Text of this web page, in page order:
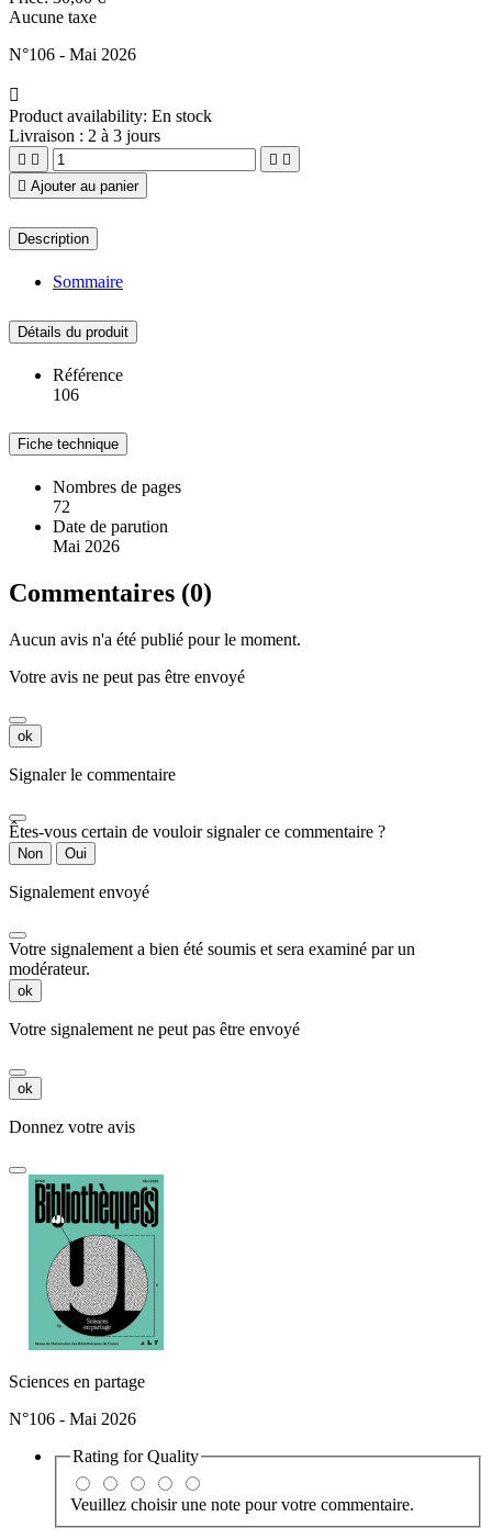
Aucune taxe
N°106 - Mai 2026

Product availability: En stock
Livraison : 2 à 3 jours
   
 Ajouter au panier
Description
Sommaire
Détails du produit
Référence
106
Fiche technique
Nombres de pages
72
Date de parution
Mai 2026
Commentaires (0)
Aucun avis n'a été publié pour le moment.
Votre avis ne peut pas être envoyé
ok
Signaler le commentaire
Êtes-vous certain de vouloir signaler ce commentaire ?
Non Oui
Signalement envoyé
Votre signalement a bien été soumis et sera examiné par un
modérateur.
ok
Votre signalement ne peut pas être envoyé
ok
Donnez votre avis
Sciences en partage
N°106 - Mai 2026
Rating forQuality
Veuillez choisir une note pour votre commentaire.